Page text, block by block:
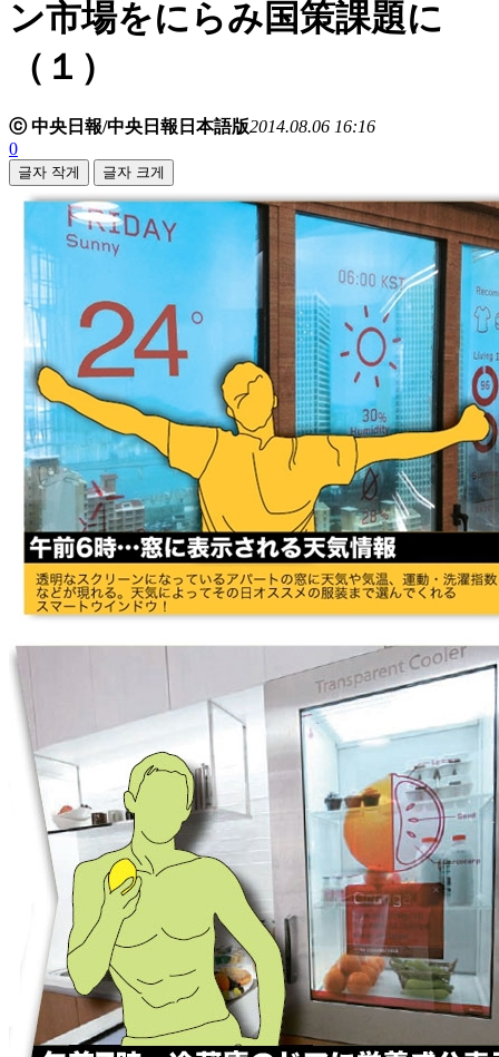
ン市場をにらみ国策課題に
（１）
ⓒ 中央日報/中央日報日本語版2014.08.06 16:16
0
글자 작게 글자 크게